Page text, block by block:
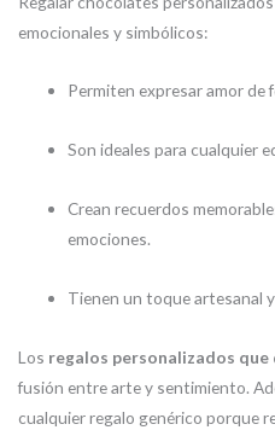
emocionales y simbólicos:
Permiten expresar amor de
Son ideales para cualquier
Crean recuerdos
emociones.
Tienen un toque artesanal
Los regalos personalizados que
fusión entre arte y sentimiento.
cualquier regalo genérico porque